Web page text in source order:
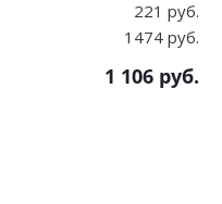
221 руб.
1474 руб.
1 106 руб.